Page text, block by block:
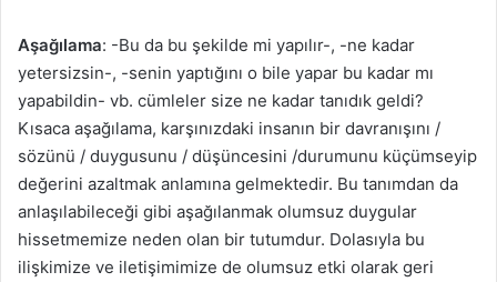
Aşağılama: -Bu da bu şekilde mi yapılır-, -ne kadar
yetersizsin-, -senin yaptığını o bile yapar bu kadar mı
yapabildin- vb. cümleler size ne kadar tanıdık geldi?
Kısaca aşağılama, karşınızdaki insanın bir davranışını /
sözünü / duygusunu / düşüncesini /durumunu küçümseyip
değerini azaltmak anlamına gelmektedir. Bu tanımdan da
anlaşılabileceği gibi aşağılanmak olumsuz duygular
hissetmemize neden olan bir tutumdur. Dolasıyla bu
ilişkimize ve iletişimimize de olumsuz etki olarak geri